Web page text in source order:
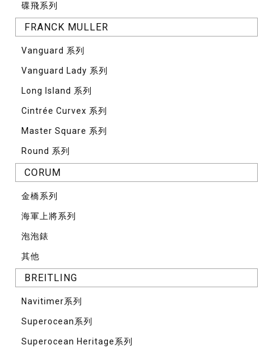
碟飛系列
FRANCK MULLER
Vanguard 系列
Vanguard Lady 系列
Long Island 系列
Cintrée Curvex 系列
Master Square 系列
Round 系列
CORUM
⾦橋系列
海軍上將系列
泡泡錶
其他
BREITLING
Navitimer系列
Superocean系列
Superocean Heritage系列